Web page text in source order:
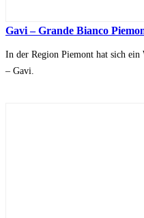
Gavi – Grande Bianco
In der Region Piemont hat sich ein
– Gavi.